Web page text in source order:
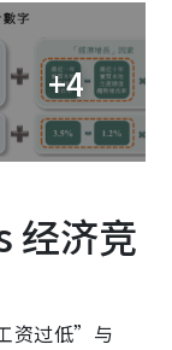
+4
经济竞
资过低”与